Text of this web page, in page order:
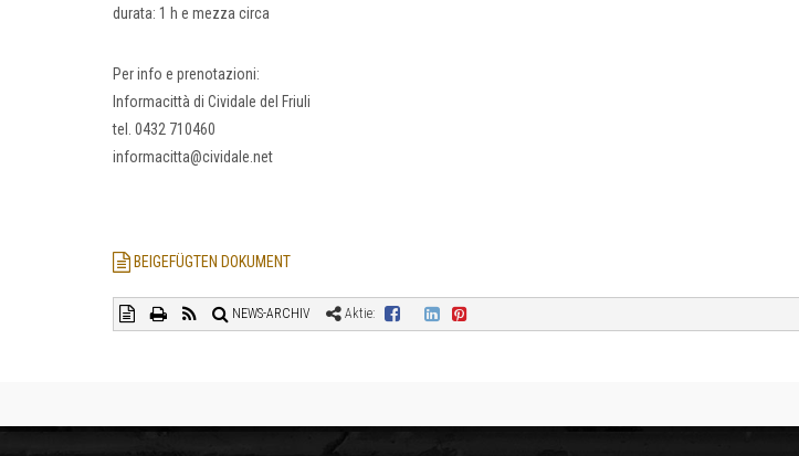
durata: 1 h e mezza circa
Per info e prenotazioni:
Informacittà di Cividale del Friuli
tel. 0432 710460
informacitta@cividale.net
BEIGEFÜGTEN DOKUMENT
NEWS-ARCHIV Aktie: